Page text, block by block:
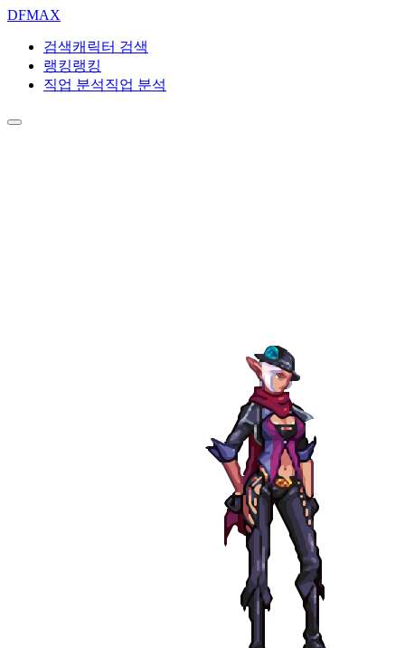
DFMAX
검색캐릭터 검색
랭킹랭킹
직업 분석직업 분석